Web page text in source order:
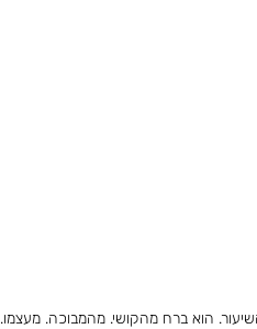
הוא ברח מהקושי. מהמבוכה. מעצמו.